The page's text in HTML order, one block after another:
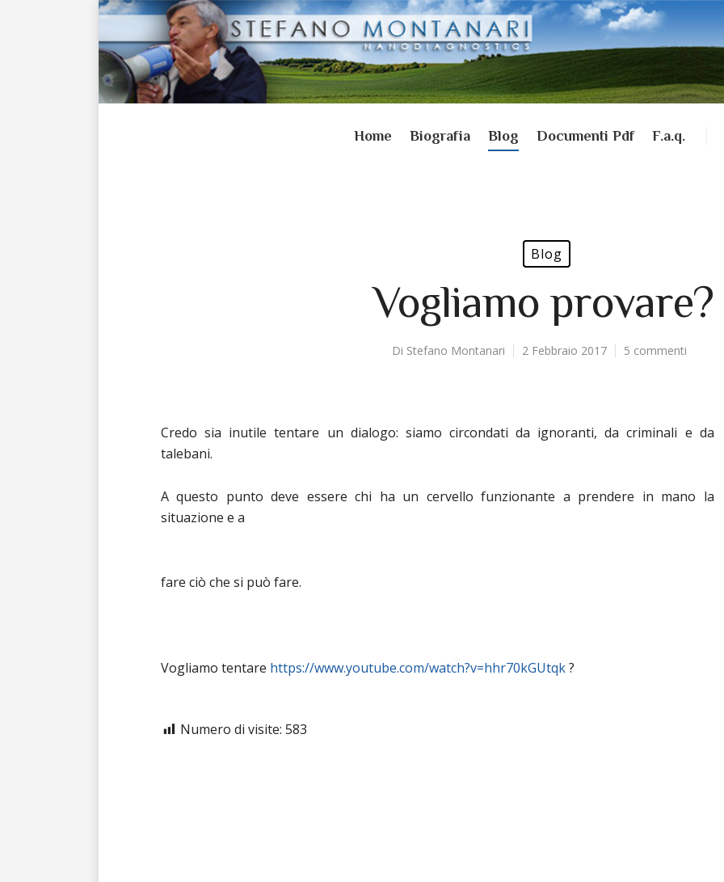
Home Biografia Blog Documenti Pdf F.a.q.
Blog
Vogliamo provare?
Di Stefano Montanari 2 Febbraio 2017 5 commenti
Credo sia inutile tentare un dialogo: siamo circondati da ignoranti, da criminali e da
talebani.
A questo punto deve essere chi ha un cervello funzionante a prendere in mano la
situazione e a
fare ciò che si può fare.
Vogliamo tentare https://www.youtube.com/watch?v=hhr70kGUtqk?
Numero di visite: 583